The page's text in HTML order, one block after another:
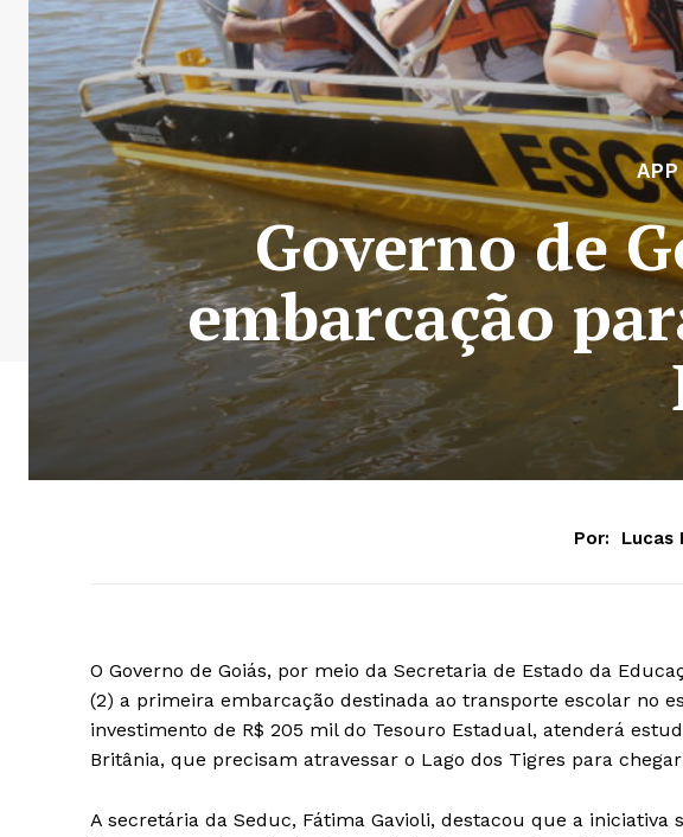
APP
Governo de
embarcação
Por: Lucas
O Governo de Goiás, por meio da Secretaria de Estado da
(2) a primeira embarcação destinada ao transporte escolar no
investimento de R$ 205 mil do Tesouro Estadual, atenderá
Britânia, que precisam atravessar o Lago dos Tigres para
A secretária da Seduc, Fátima Gavioli, destacou que a